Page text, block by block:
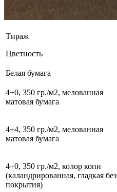
Тираж
Цветность
Белая бумага
4+0, 350 гр./м2, мелованная
матовая бумага
4+4, 350 гр./м2, мелованная
матовая бумага
4+0, 350 гр./м2, колор копи
(каландрированная, гладкая без
покрытия)